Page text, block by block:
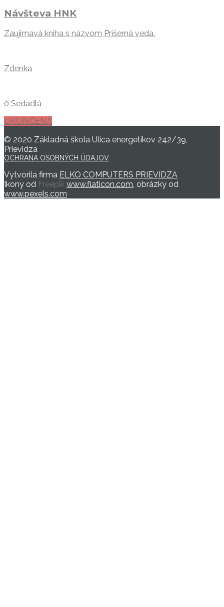
Návšteva HNK
Zaujímavá kniha s názvom Príšerná veda.
Zdenka
0 Sedadlá
UKONČENÁ
© 2020 Základná škola Ulica energetikov 242/39,
Prievidza
OCHRANA OSOBNÝCH ÚDAJOV
Vytvorila firma ELKO COMPUTERS PRIEVIDZA
Ikony od Freepik www.flaticon.com, obrázky od
www.pexels.com